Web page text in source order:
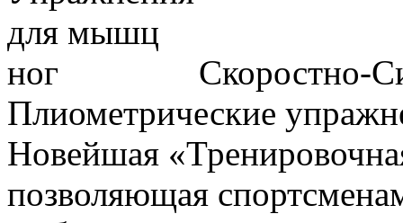
Скоростно-
Плиометрические
Новейшая
позволяющая